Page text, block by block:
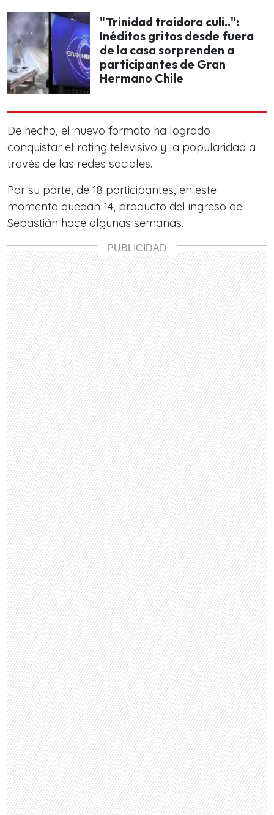
"Trinidad traidora culi..":
Inéditos gritos desde fuera
de la casa sorprenden a
participantes de Gran
Hermano Chile
De hecho, el nuevo formato ha logrado
conquistar el rating televisivo y la popularidad a
través de las redes sociales.
Por su parte, de 18 participantes, en este
momento quedan 14, producto del ingreso de
Sebastián hace algunas semanas.